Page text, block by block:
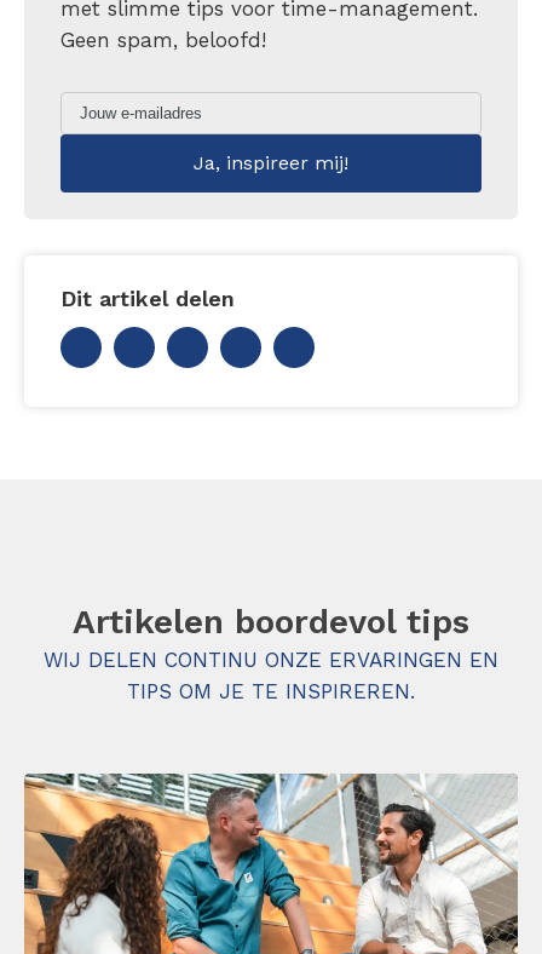
met slimme tips voor time-management.
Geen spam, beloofd!
Dit artikel delen
Artikelen boordevol tips
WIJ DELEN CONTINU ONZE ERVARINGEN EN
TIPS OM JE TE INSPIREREN.